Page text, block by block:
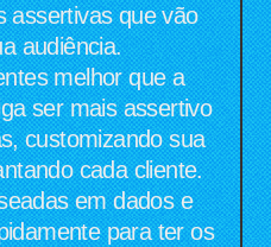
assertivas que vão
audiência.
melhor que a
ser mais assertivo
customizando sua
cada cliente.
em dados e
para ter os